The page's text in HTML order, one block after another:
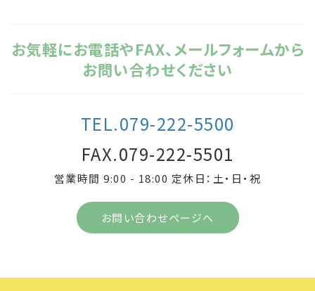
お気軽にお電話やFAX、メールフォームから
お問い合わせください
TEL.079-222-5500
FAX.079-222-5501
営業時間 9:00 - 18:00 定休日：土・日・祝
お問い合わせページへ